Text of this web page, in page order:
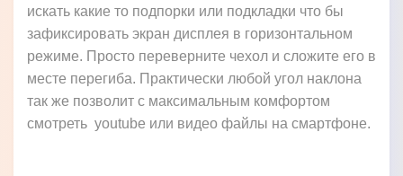
искать какие то подпорки или подкладки что бы
зафиксировать экран дисплея в горизонтальном
режиме. Просто переверните чехол и сложите его в
месте перегиба. Практически любой угол наклона
так же позволит с максимальным комфортом
смотреть youtube или видео файлы на смартфоне.